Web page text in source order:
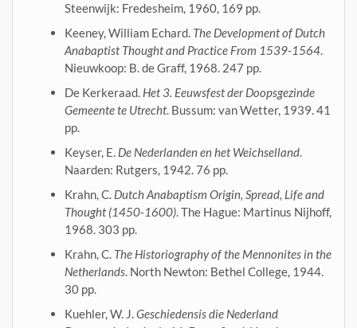
Steenwijk: Fredesheim, 1960, 169 pp.
Keeney, William Echard. The Development of Dutch
Anabaptist Thought and Practice From 1539-1564.
Nieuwkoop: B. de Graff, 1968. 247 pp.
De Kerkeraad. Het 3. Eeuwsfest der Doopsgezinde
Gemeente te Utrecht. Bussum: van Wetter, 1939. 41
pp.
Keyser, E. De Nederlanden en het Weichselland.
Naarden: Rutgers, 1942. 76 pp.
Krahn, C. Dutch Anabaptism Origin, Spread, Life and
Thought (1450-1600). The Hague: Martinus Nijhoff,
1968. 303 pp.
Krahn, C. The Historiography of the Mennonites in the
Netherlands. North Newton: Bethel College, 1944.
30 pp.
Kuehler, W. J.Geschiedensis die Nederland